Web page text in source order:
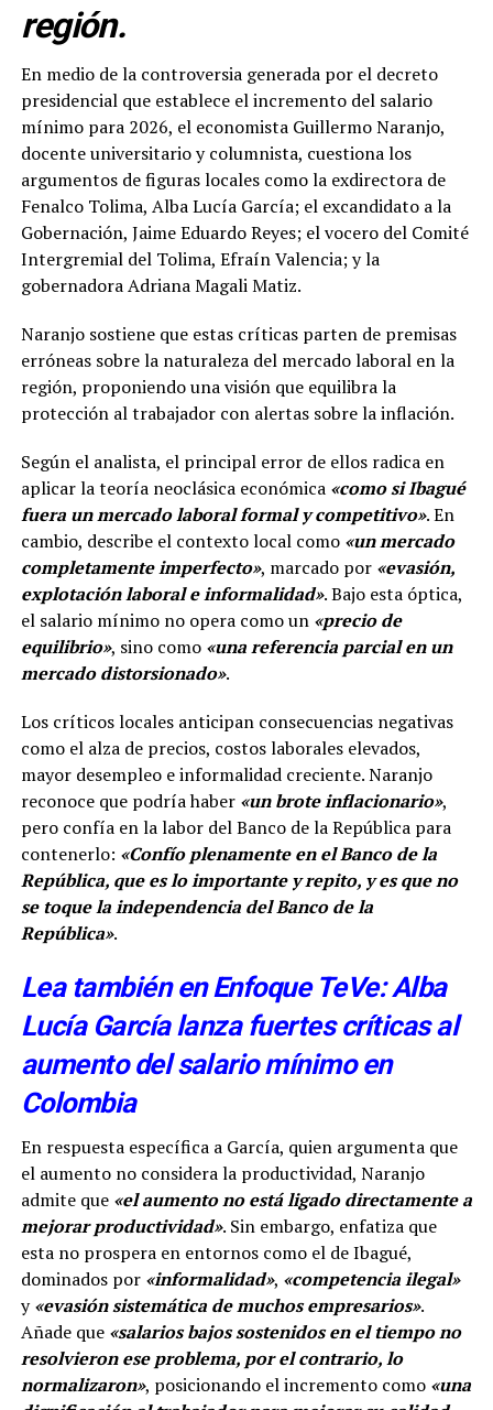
región.
En medio de la controversia generada por el decreto
presidencial que establece el incremento del salario
mínimo para 2026, el economista Guillermo Naranjo,
docente universitario y columnista, cuestiona los
argumentos de figuras locales como la exdirectora de
Fenalco Tolima, Alba Lucía García; el excandidato a la
Gobernación, Jaime Eduardo Reyes; el vocero del Comité
Intergremial del Tolima, Efraín Valencia; y la
gobernadora Adriana Magali Matiz.
Naranjo sostiene que estas críticas parten de premisas
erróneas sobre la naturaleza del mercado laboral en la
región, proponiendo una visión que equilibra la
protección al trabajador con alertas sobre la inflación.
Según el analista, el principal error de ellos radica en
aplicar la teoría neoclásica económica «como si Ibagué
fuera un mercado laboral formal y competitivo». En
cambio, describe el contexto local como «un mercado
completamente imperfecto», marcado por «evasión,
explotación laboral e informalidad». Bajo esta óptica,
el salario mínimo no opera como un «precio de
equilibrio», sino como «una referencia parcial en un
mercado distorsionado».
Los críticos locales anticipan consecuencias negativas
como el alza de precios, costos laborales elevados,
mayor desempleo e informalidad creciente. Naranjo
reconoce que podría haber «un brote inflacionario»,
pero confía en la labor del Banco de la República para
contenerlo: «Confío plenamente en el Banco de la
República, que es lo importante y repito, y es que no
se toque la independencia del Banco de la
República».
Lea también en Enfoque TeVe: Alba
Lucía García lanza fuertes críticas al
aumento del salario mínimo en
Colombia
En respuesta específica a García, quien argumenta que
el aumento no considera la productividad, Naranjo
admite que «el aumento no está ligado directamente a
mejorar productividad». Sin embargo, enfatiza que
esta no prospera en entornos como el de Ibagué,
dominados por «informalidad», «competencia ilegal»
y«evasión sistemática de muchos empresarios».
Añade que «salarios bajos sostenidos en el tiempo no
resolvieron ese problema, por el contrario, lo
normalizaron», posicionando el incremento como «una